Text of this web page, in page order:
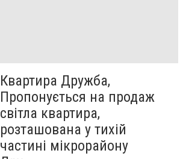
Квартира Дружба,
Пропонується на продаж
світла квартира,
розташована у тихій
частині мікрорайону